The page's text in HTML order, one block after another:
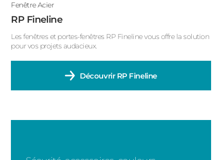
Fenêtre oscillo-battant
Fenêtre fixe
Fenêtre basculante
Fenêtre à la française
Fenêtre Acier
RP Fineline
Les fenêtres et portes-fenêtres RP Fineline vous offre la solution
pour vos projets audacieux.
Découvrir RP Fineline